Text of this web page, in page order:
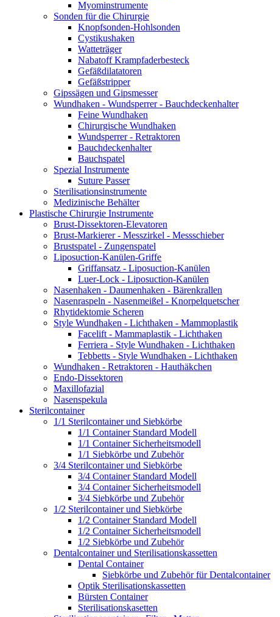
Myominstrumente
Sonden für die Chirurgie
Knopfsonden-Hohlsonden
Cystikushaken
Watteträger
Nabatoff Krampfaderbesteck
Gefäßdilatatoren
Gefäßstripper
Gipssägen und Gipsmesser
Wundhaken - Wundsperrer - Bauchdeckenhalter
Feine Wundhaken
Chirurgische Wundhaken
Wundsperrer - Retraktoren
Bauchdeckenhalter
Bauchspatel
Spezial Instrumente
Suture Passer
Sterilisationsinstrumente
Medizinische Behälter
Plastische Chirurgie Instrumente
Brust-Dissektoren-Elevatoren
Brust-Markierer - Messzirkel - Messschieber
Brustspatel - Zungenspatel
Liposuction-Kanülen-Griffe
Griffansatz - Liposuction-Kanülen
Luer-Lock - Liposuction-Kanülen
Nasenhaken - Daumenhaken - Bärenkrallen
Nasenraspeln - Nasenmeißel - Knorpelquetscher
Rhytidektomie Scheren
Style Wundhaken - Lichthaken - Mammoplastik
Facelift - Mammaplastik - Lichthaken
Ferriera - Style Wundhaken - Lichthaken
Tebbetts - Style Wundhaken - Lichthaken
Wundhaken - Retraktoren - Hauthäkchen
Endo-Dissektoren
Maxillofazial
Nasenspekula
Sterilcontainer
1/1 Sterilcontainer und Siebkörbe
1/1 Container Standard Modell
1/1 Container Sicherheitsmodell
1/1 Siebkörbe und Zubehör
3/4 Sterilcontainer und Siebkörbe
3/4 Container Standard Modell
3/4 Container Sicherheitsmodell
3/4 Siebkörbe und Zubehör
1/2 Sterilcontainer und Siebkörbe
1/2 Container Standard Modell
1/2 Container Sicherheitsmodell
1/2 Siebkörbe und Zubehör
Dentalcontainer und Sterilisationskassetten
Dental Container
Siebkörbe und Zubehör für Dentalcontainer
Optik Sterilisationskassetten
Bürsten Container
Sterilisationskasetten